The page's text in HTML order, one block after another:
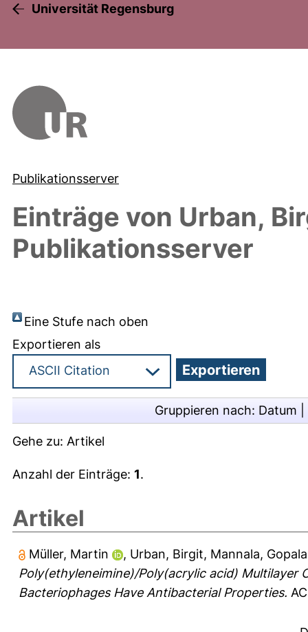
Universität Regensburg
Publikationsserver
Einträge von Urban,
Publikationsserver
Eine Stufe nach oben
Exportieren als
Gruppieren nach: Datum
Gehe zu: Artikel
Anzahl der Einträge: 1.
Artikel
Müller, Martin , Urban, Birgit, Mannala,
Poly(ethyleneimine)/Poly(acrylic acid) Multilayer
Bacteriophages Have Antibacterial Properties.